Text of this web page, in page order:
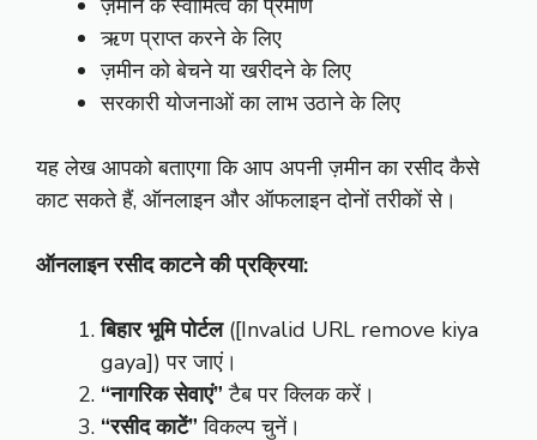
ऋण प्राप्त करने के लिए
ज़मीन को बेचने या खरीदने के लिए
सरकारी योजनाओं का लाभ उठाने के लिए
यह लेख आपको बताएगा कि आप अपनी ज़मीन का रसीद कैसे
काट सकते हैं, ऑनलाइन और ऑफलाइन दोनों तरीकों से।
ऑनलाइन रसीद काटने की प्रक्रिया:
बिहार भूमि पोर्टल([Invalid URL remove kiya
gaya]) पर जाएं।
“नागरिक सेवाएं” टैब पर क्लिक करें।
“रसीद काटें” विकल्प चुनें।